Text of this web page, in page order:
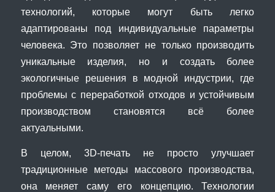
технологий, которые могут быть легко
адаптированы под индивидуальные параметры
человека. Это позволяет не только производить
уникальные изделия, но и создать более
экологичные решения в модной индустрии, где
проблемы с переработкой отходов и устойчивым
производством становятся всё более
актуальными.
В целом, 3D-печать не просто улучшает
традиционные методы массового производства,
она меняет саму его концепцию. Технологии